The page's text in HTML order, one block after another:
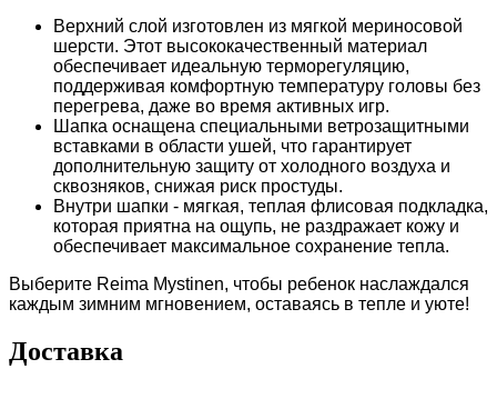
Верхний слой изготовлен из мягкой мериносовой
шерсти. Этот высококачественный материал
обеспечивает идеальную терморегуляцию,
поддерживая комфортную температуру головы без
перегрева, даже во время активных игр.
Шапка оснащена специальными ветрозащитными
вставками в области ушей, что гарантирует
дополнительную защиту от холодного воздуха и
сквозняков, снижая риск простуды.
Внутри шапки - мягкая, теплая флисовая подкладка,
которая приятна на ощупь, не раздражает кожу и
обеспечивает максимальное сохранение тепла.
Выберите Reima Mystinen, чтобы ребенок наслаждался
каждым зимним мгновением, оставаясь в тепле и уюте!
Доставка